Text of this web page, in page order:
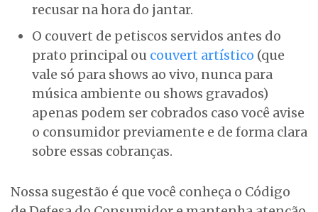
recusar na hora do jantar.
O couvert de petiscos servidos antes do
prato principal ou couvert artístico (que
vale só para shows ao vivo, nunca para
música ambiente ou shows gravados)
apenas podem ser cobrados caso você avise
o consumidor previamente e de forma clara
sobre essas cobranças.
Nossa sugestão é que você conheça o Código